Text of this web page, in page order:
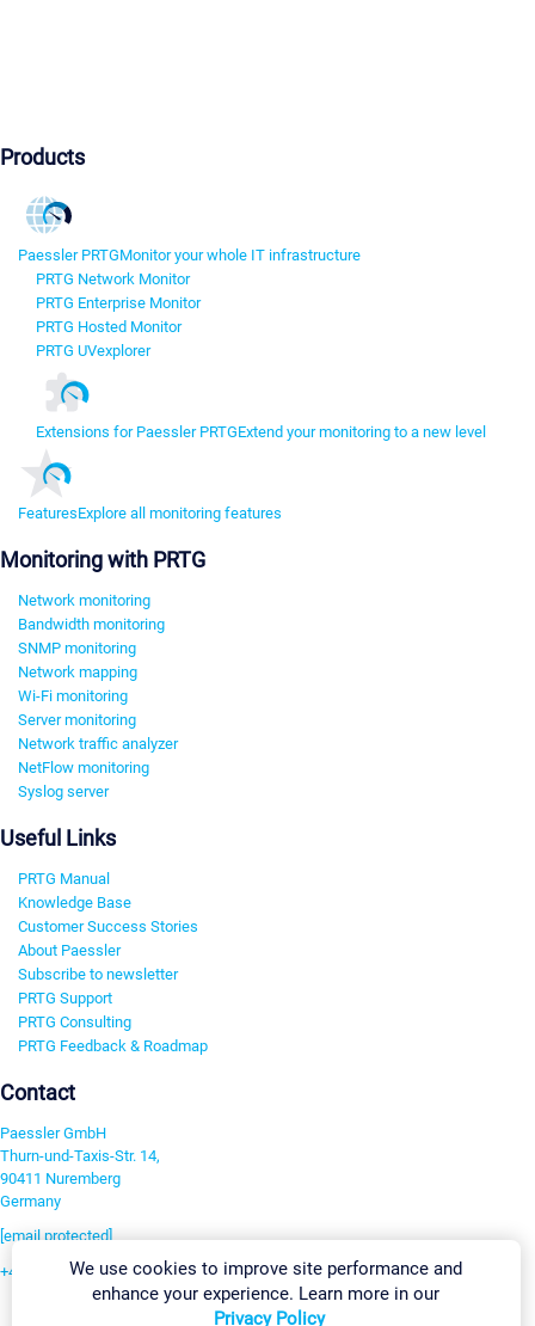
Products
Paessler PRTGMonitor your whole IT infrastructure
PRTG Network Monitor
PRTG Enterprise Monitor
PRTG Hosted Monitor
PRTG UVexplorer
Extensions for Paessler PRTGExtend your monitoring to a new level
FeaturesExplore all monitoring features
Monitoring with PRTG
Network monitoring
Bandwidth monitoring
SNMP monitoring
Network mapping
Wi-Fi monitoring
Server monitoring
Network traffic analyzer
NetFlow monitoring
Syslog server
Useful Links
PRTG Manual
Knowledge Base
Customer Success Stories
About Paessler
Subscribe to newsletter
PRTG Support
PRTG Consulting
PRTG Feedback & Roadmap
Contact
Paessler GmbH
Thurn-und-Taxis-Str. 14,
90411 Nuremberg
Germany
[email protected]
+49 911 93775-0We use cookies to improve site performance and
enhance your experience. Learn more in our
Privacy Policy